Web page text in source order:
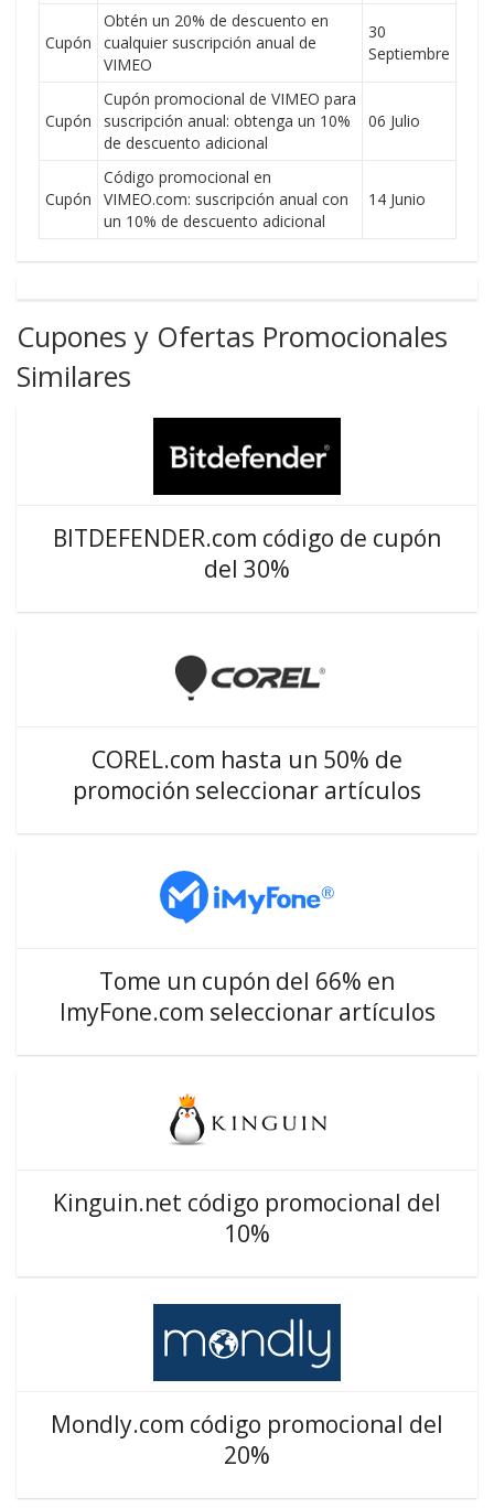
Cupón
Obtén un 20% de descuento en
cualquier suscripción anual de
VIMEO
30
Septiembre
Cupón
Cupón promocional de VIMEO para
suscripción anual: obtenga un 10%
de descuento adicional
06 Julio
Cupón
Código promocional en
VIMEO.com: suscripción anual con
un 10% de descuento adicional
14 Junio
Cupones y Ofertas Promocionales
Similares
BITDEFENDER.com código de cupón
del 30%
COREL.com hasta un 50% de
promoción seleccionar artículos
Tome un cupón del 66% en
ImyFone.com seleccionar artículos
Kinguin.net código promocional del
10%
Mondly.com código promocional del
20%